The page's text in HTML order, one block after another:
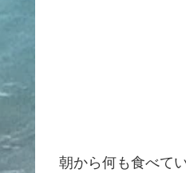
朝から何も食べて